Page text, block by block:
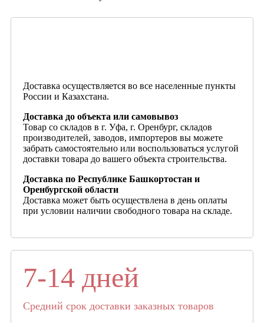
Доставка осуществляется во все населенные пункты
России и Казахстана.
Доставка до объекта или самовывоз
Товар со складов в г. Уфа, г. Оренбург, складов
производителей, заводов, импортеров вы можете
забрать самостоятельно или воспользоваться услугой
доставки товара до вашего объекта строительства.
Доставка по Республике Башкортостан и
Оренбургской области
Доставка может быть осуществлена в день оплаты
при условии наличии свободного товара на складе.
7-14 дней
Средний срок доставки заказных товаров